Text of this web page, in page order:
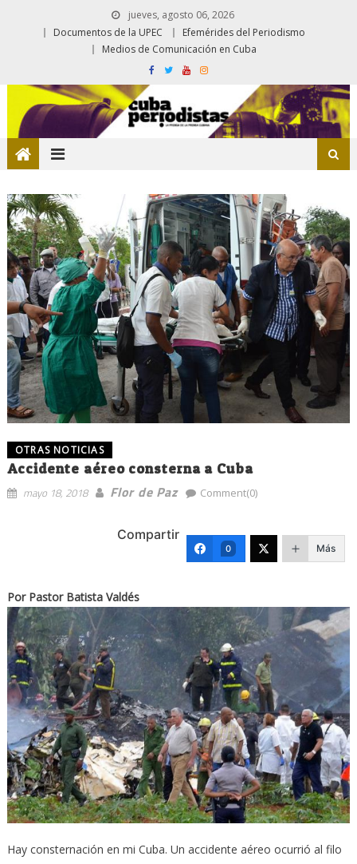
jueves, agosto 06, 2026
Documentos de la UPEC
Efemérides del Periodismo
Medios de Comunicación en Cuba
OTRAS NOTICIAS
Accidente aéreo consterna a Cuba
mayo 18, 2018 Flor de Paz Comment(0)
Compartir
0 Más
Por Pastor Batista Valdés
Hay consternación en mi Cuba. Un accidente aéreo ocurrió al filo